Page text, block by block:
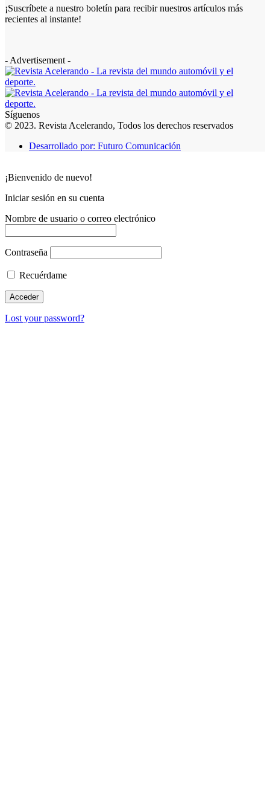
¡Suscríbete a nuestro boletín para recibir nuestros artículos más
recientes al instante!
- Advertisement -
Síguenos
© 2023. Revista Acelerando, Todos los derechos reservados
Desarrollado por: Futuro Comunicación
¡Bienvenido de nuevo!
Iniciar sesión en su cuenta
Nombre de usuario o correo electrónico
Contraseña
Recuérdame
Lost your password?